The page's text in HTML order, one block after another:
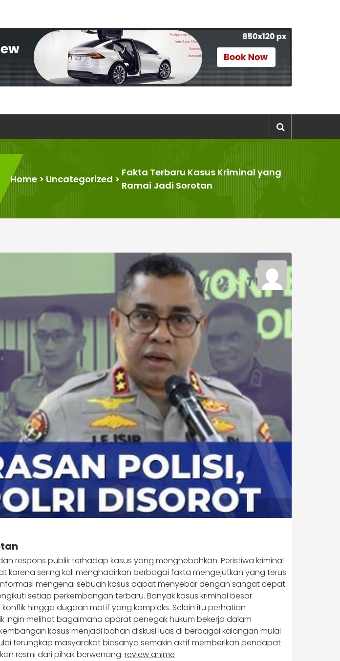
Home> Uncategorized >
Fakta Terbaru Kasus Kriminal yang
Ramai Jadi Sorotan
respons publik terhadap kasus yang menghebohkan. Peristiwa kriminal
sering kali menghadirkan berbagai fakta mengejutkan yang terus
mengenai sebuah kasus dapat menyebar dengan sangat cepat
setiap perkembangan terbaru. Banyak kasus kriminal besar
hingga dugaan motif yang kompleks. Selain itu perhatian
ingin melihat bagaimana aparat penegak hukum bekerja dalam
kasus menjadi bahan diskusi luas di berbagai kalangan mulai
terungkap masyarakat biasanya semakin aktif memberikan pendapat
resmi dari pihak berwenang. review anime